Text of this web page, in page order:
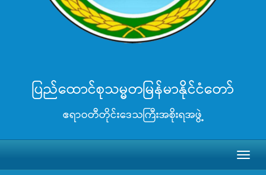
ပြည်ထောင်စုသမ္မတမြန်မာနိုင်ငံတော်
ဧရာဝတီတိုင်းဒေသကြီးအစိုးရအဖွဲ့